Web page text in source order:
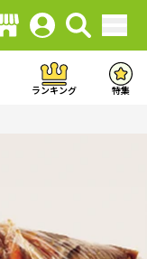
ランキング 特集